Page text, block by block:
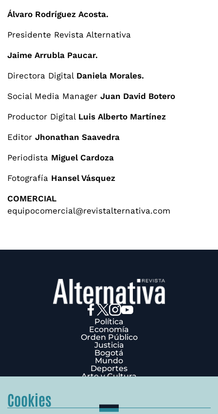
Álvaro Rodríguez Acosta.
Presidente Revista Alternativa
Jaime Arrubla Paucar.
Directora Digital Daniela Morales.
Social Media Manager Juan David Botero
Productor Digital Luis Alberto Martínez
Editor Jhonathan Saavedra
Periodista Miguel Cardoza
Fotografía Hansel Vásquez
COMERCIAL
equipocomercial@revistalternativa.com
Política
Economía
Orden Público
Justicia
Bogotá
Mundo
Deportes
Arte y Cultura
Términos y condiciones
Cookies